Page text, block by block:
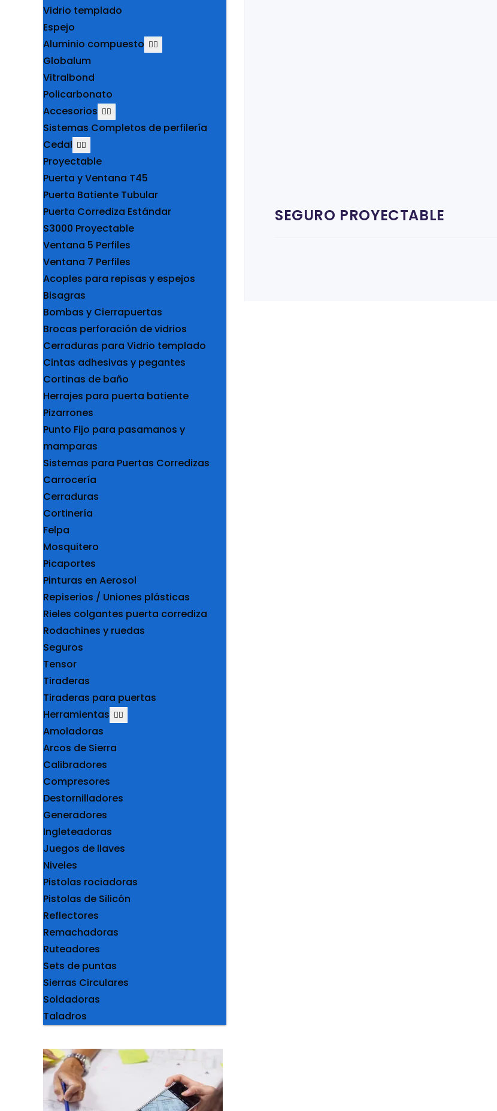
SEGURO PROYECTABLE
Vidrio templado
Espejo
Aluminio compuesto
Globalum
Vitralbond
Policarbonato
Accesorios
Sistemas Completos de perfilería
Cedal
Proyectable
Puerta y Ventana T45
Puerta Batiente Tubular
Puerta Corrediza Estándar
S3000 Proyectable
Ventana 5 Perfiles
Ventana 7 Perfiles
Acoples para repisas y espejos
Bisagras
Bombas y Cierrapuertas
Brocas perforación de vidrios
Cerraduras para Vidrio templado
Cintas adhesivas y pegantes
Cortinas de baño
Herrajes para puerta batiente
Pizarrones
Punto Fijo para pasamanos y
mamparas
Sistemas para Puertas Corredizas
Carrocería
Cerraduras
Cortinería
Felpa
Mosquitero
Picaportes
Pinturas en Aerosol
Repiserios / Uniones plásticas
Rieles colgantes puerta corrediza
Rodachines y ruedas
Seguros
Tensor
Tiraderas
Tiraderas para puertas
Herramientas
Amoladoras
Arcos de Sierra
Calibradores
Compresores
Destornilladores
Generadores
Ingleteadoras
Juegos de llaves
Niveles
Pistolas rociadoras
Pistolas de Silicón
Reflectores
Remachadoras
Ruteadores
Sets de puntas
Sierras Circulares
Soldadoras
Taladros